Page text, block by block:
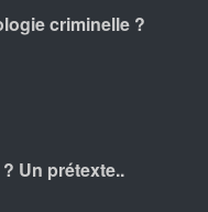
criminelle ?
Un prétexte..